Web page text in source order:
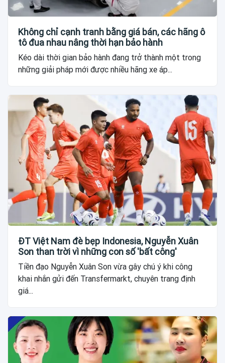
Không chỉ cạnh tranh bằng giá bán, các hãng ô
tô đua nhau nâng thời hạn bảo hành
Kéo dài thời gian bảo hành đang trở thành một trong
những giải pháp mới được nhiều hãng xe áp...
ĐT Việt Nam đè bẹp Indonesia, Nguyễn Xuân
Son than trời vì những con số 'bất công'
Tiền đạo Nguyễn Xuân Son vừa gây chú ý khi công
khai nhắn gửi đến Transfermarkt, chuyên trang định
giá...